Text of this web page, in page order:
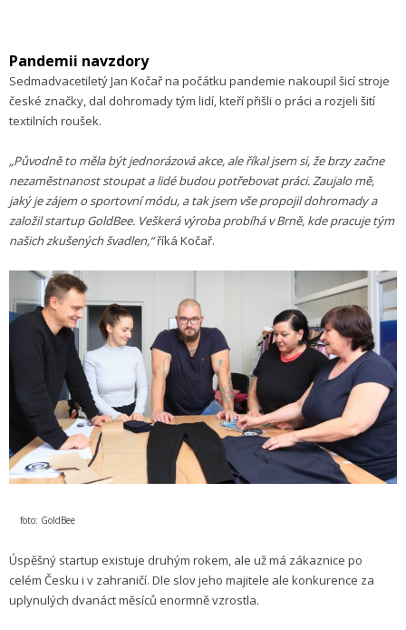
Pandemii navzdory
Sedmadvacetiletý Jan Kočař na počátku pandemie nakoupil šicí stroje
české značky, dal dohromady tým lidí, kteří přišli o práci a rozjeli šití
textilních roušek.
„Původně to měla být jednorázová akce, ale říkal jsem si, že brzy začne
nezaměstnanost stoupat a lidé budou potřebovat práci. Zaujalo mě,
jaký je zájem o sportovní módu, a tak jsem vše propojil dohromady a
založil startup GoldBee. Veškerá výroba probíhá v Brně, kde pracuje tým
našich zkušených švadlen,“říká Kočař.
foto: GoldBee
Úspěšný startup existuje druhým rokem, ale už má zákaznice po
celém Česku i v zahraničí. Dle slov jeho majitele ale konkurence za
uplynulých dvanáct měsíců enormně vzrostla.